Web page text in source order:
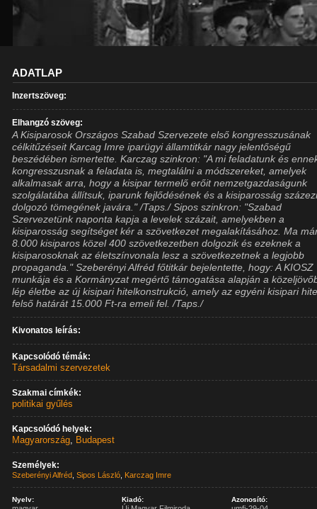
ADATLAP
Inzertszöveg:
Elhangzó szöveg:
A Kisiparosok Országos Szabad Szervezete első kongresszusának
célkitűzéseit Karcag Imre iparügyi államtitkár nagy jelentőségű
beszédében ismertette. Karczag szinkron: "A mi feladatunk és
kongresszusnak a feladata is, megtalálni a módszereket, amelyek
alkalmasak arra, hogy a kisipar termelő erőit nemzetgazdaságunk
szolgálatába állítsuk, iparunk fejlődésének és a kisiparosság
dolgozó tömegének javára." /Taps./ Sipos szinkron: "Szabad
Szervezetünk naponta kapja a levelek százait, amelyekben a
kisiparosság segítséget kér a szövetkezet megalakításához. Ma
8.000 kisiparos közel 400 szövetkezetben dolgozik és ezeknek a
kisiparosoknak az életszínvonala lesz a szövetkezetnek a legjobb
propaganda." Szeberényi Alfréd főtitkár bejelentette, hogy: A KIOSZ
munkája és a Kormányzat megértő támogatása alapján a
lép életbe az új kisipari hitelkonstrukció, amely az egyéni kisipari
felső határát 15.000 Ft-ra emeli fel. /Taps./
Kivonatos leírás:
Kapcsolódó témák:
Társadalmi szervezetek
Szakmai címkék:
politikai gyűlés
Kapcsolódó helyek:
Magyarország, Budapest
Személyek:
Szeberényi Alfréd ,Sipos László Karczag Imre
Nyelv: Kiadó: Azonosító: